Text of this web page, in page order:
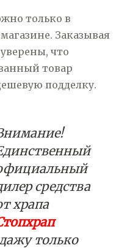
только в
Заказывая
что
товар
подделку.
средства
храпа
только